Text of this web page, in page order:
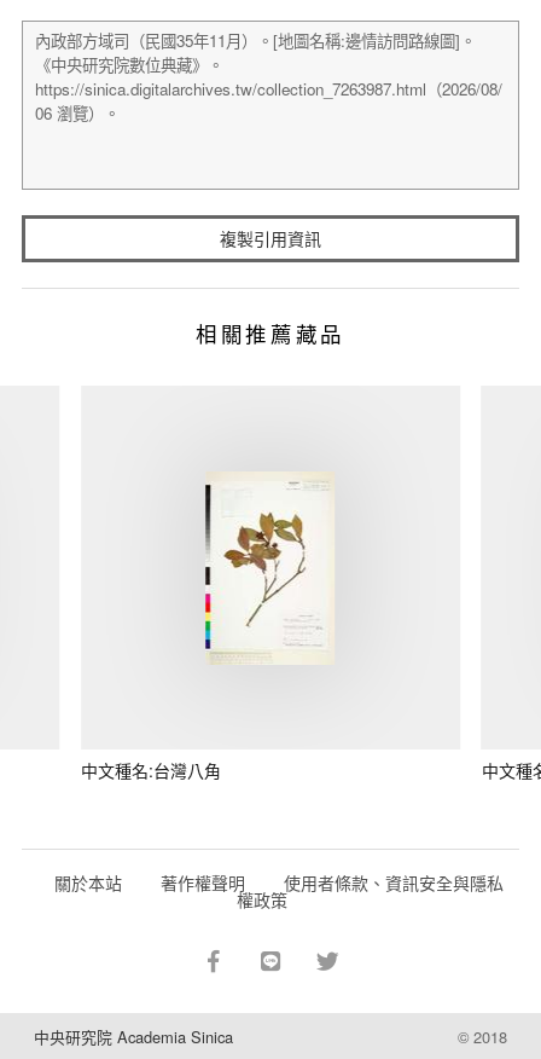
複製引用資訊
相關推薦藏品
中文種名:台灣八角 中文種
關於本站 著作權聲明 使用者條款、資訊安全與隱私
權政策
中央研究院 Academia Sinica © 2018